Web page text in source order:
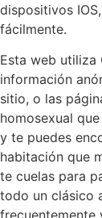
dispositivos
fácilmente.
Esta web utiliza
información
sitio, o las
homosexual
y te puedes
habitación que
te cuelas para
todo un clásico